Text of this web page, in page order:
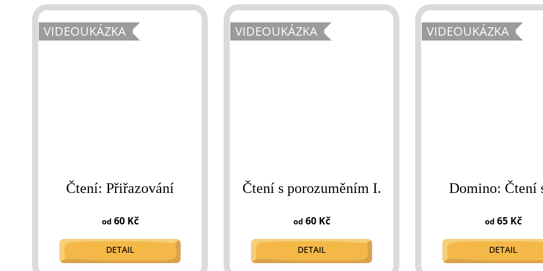
VIDEOUKÁZKA
Čtení: Přiřazování
od60 Kč
DETAIL
VIDEOUKÁZKA
Čtení s porozuměním I.
od60 Kč
DETAIL
VIDEOUKÁZKA
Domino: Čtení
od65 Kč
DETAIL